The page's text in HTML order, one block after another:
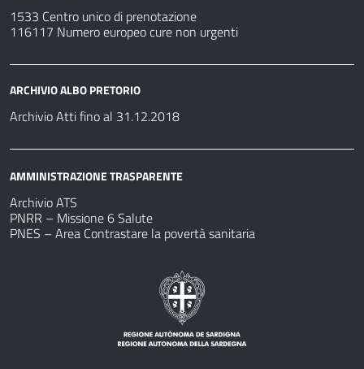
1533 Centro unico di prenotazione
116117 Numero europeo cure non urgenti
ARCHIVIO ALBO PRETORIO
Archivio Atti fino al 31.12.2018
AMMINISTRAZIONE TRASPARENTE
Archivio ATS
PNRR – Missione 6 Salute
PNES – Area Contrastare la povertà sanitaria